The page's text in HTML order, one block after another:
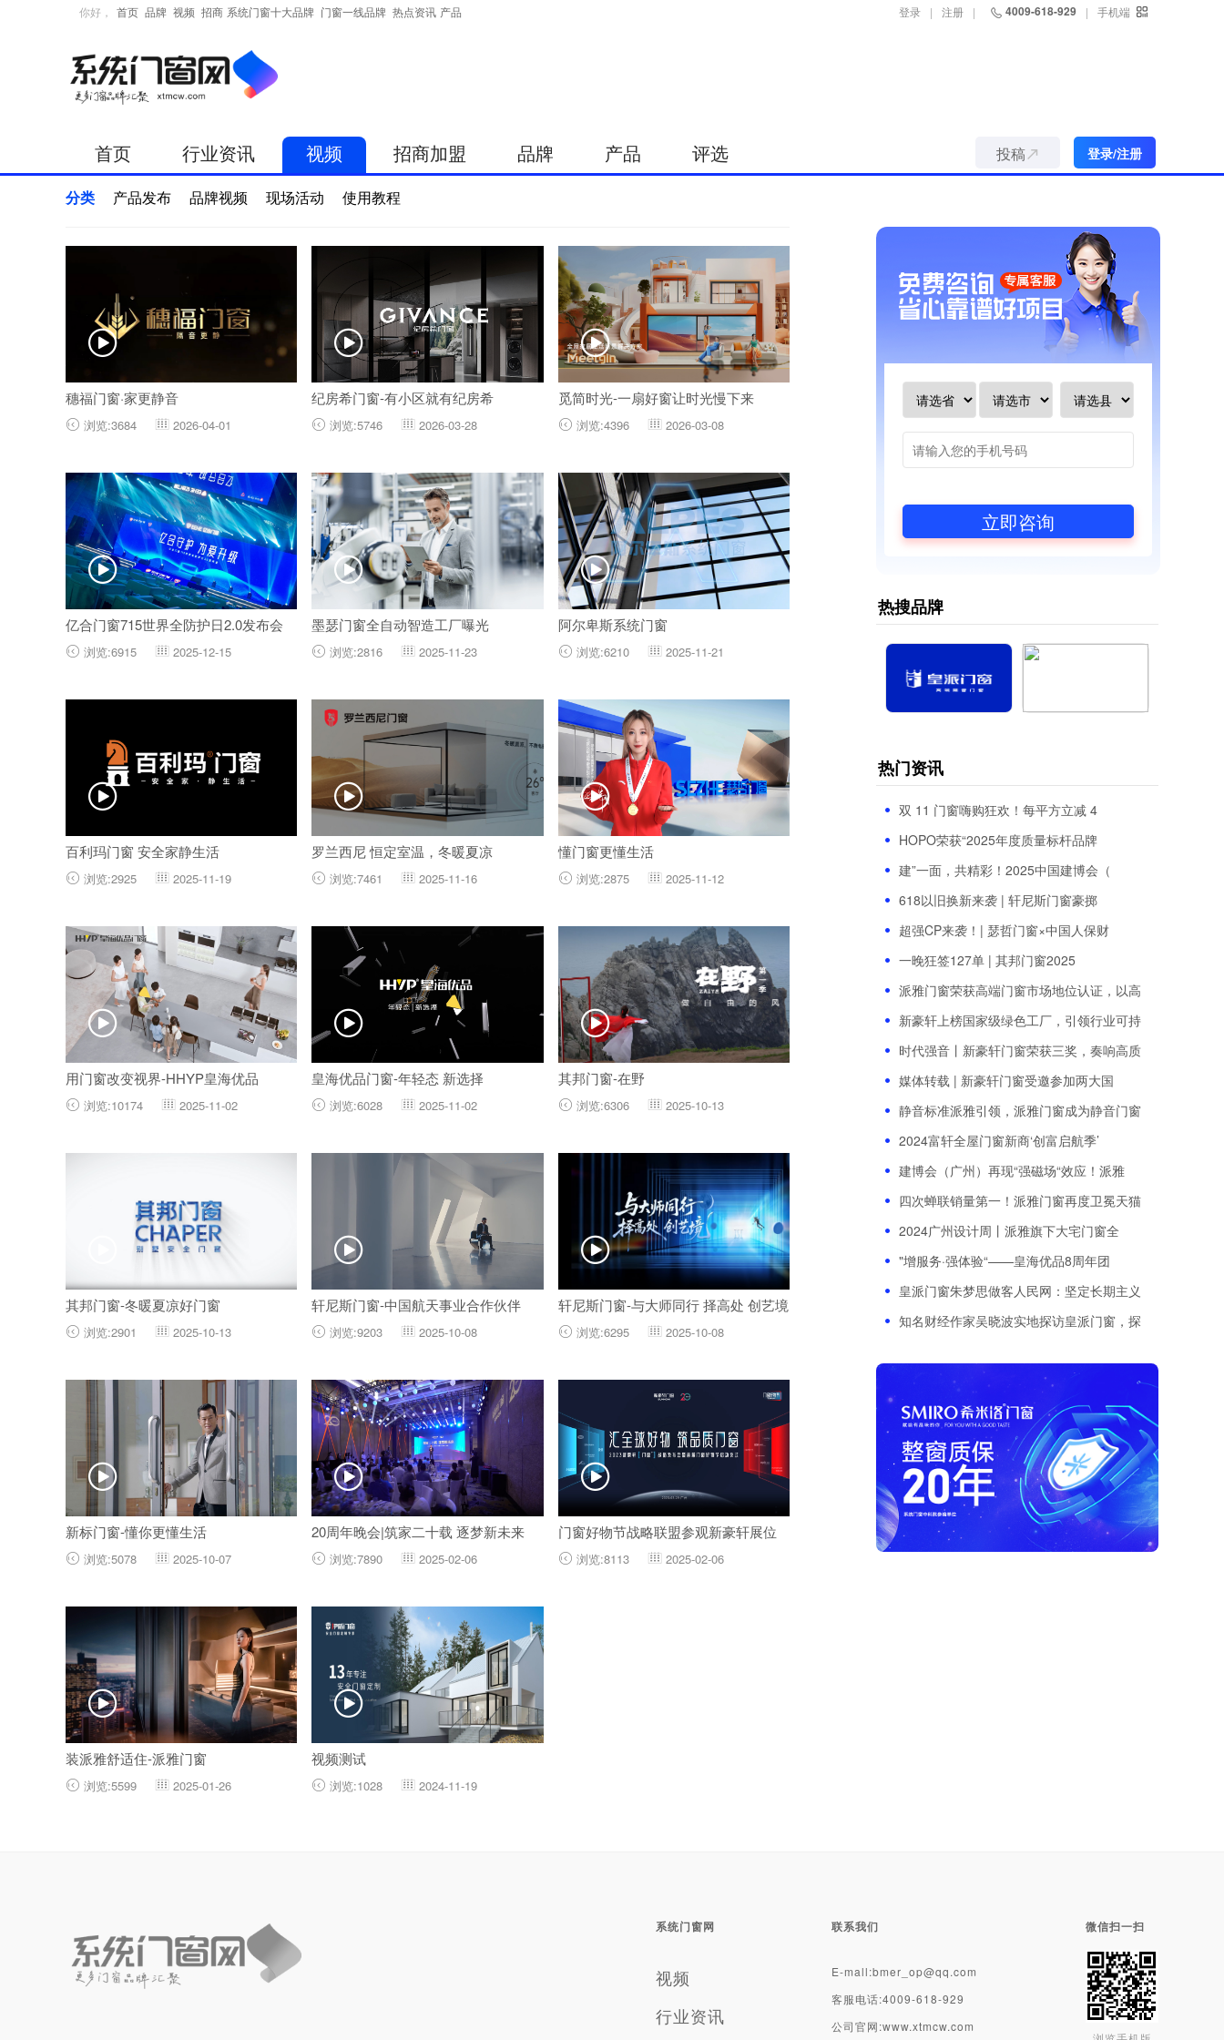
你好， 首页 品牌 视频 招商 系统门窗十大品牌 门窗一线品牌 热点资讯 产品 登录 | 注册 | 4009-618-929 | 手机端
首页 行业资讯 视频 招商加盟 品牌 产品 评选 登录/注册
投稿
分类 产品发布 品牌视频 现场活动 使用教程
穗福门窗·家更静音
 浏览:3684  2026-04-01

纪房希门窗-有小区就有纪房希
 浏览:5746  2026-03-28

觅简时光-一扇好窗让时光慢下来
 浏览:4396 2026-03-08

亿合门窗715世界全防护日2.0发布会
 浏览:6915  2025-12-15

墨瑟门窗全自动智造工厂曝光
 浏览:2816  2025-11-23

阿尔卑斯系统门窗
 浏览:6210 2025-11-21

百利玛门窗 安全家静生活
 浏览:2925  2025-11-19

罗兰西尼 恒定室温，冬暖夏凉
 浏览:7461  2025-11-16

懂门窗更懂生活
 浏览:2875 2025-11-12

用门窗改变视界-HHYP皇海优品
 浏览:10174  2025-11-02

皇海优品门窗-年轻态 新选择
 浏览:6028  2025-11-02

其邦门窗-在野
 浏览:6306 2025-10-13

其邦门窗-冬暖夏凉好门窗
 浏览:2901  2025-10-13
轩尼斯门窗-中国航天事业合作伙伴
 浏览:9203  2025-10-08

轩尼斯门窗-与大师同行 择高处 创艺境
 浏览:6295 2025-10-08

新标门窗-懂你更懂生活
 浏览:5078  2025-10-07

20周年晚会|筑家二十载 逐梦新未来
 浏览:7890  2025-02-06

门窗好物节战略联盟参观新豪轩展位
 浏览:8113 2025-02-06

装派雅舒适住-派雅门窗
 浏览:5599  2025-01-26

视频测试
 浏览:1028  2024-11-19

立即咨询
热搜品牌
热门资讯
双 11 门窗嗨购狂欢！每平方立减 4
HOPO荣获“2025年度质量标杆品牌
建”一面，共精彩！2025中国建博会（
618以旧换新来袭 | 轩尼斯门窗豪掷
超强CP来袭！| 瑟哲门窗×中国人保财
一晚狂签127单 | 其邦门窗2025
派雅门窗荣获高端门窗市场地位认证，以高
新豪轩上榜国家级绿色工厂，引领行业可持
时代强音丨新豪轩门窗荣获三奖，奏响高质
媒体转载 | 新豪轩门窗受邀参加两大国
静音标准派雅引领，派雅门窗成为静音门窗
2024富轩全屋门窗新商‘创富启航季’
建博会（广州）再现“强磁场“效应！派雅
四次蝉联销量第一！派雅门窗再度卫冕天猫
2024广州设计周丨派雅旗下大宅门窗全
"增服务·强体验“——皇海优品8周年团
皇派门窗朱梦思做客人民网：坚定长期主义
知名财经作家吴晓波实地探访皇派门窗，探
系统门窗网
视频
行业资讯
联系我们
E-mall:bmer_op@qq.com
客服电话:4009-618-929
公司官网:www.xtmcw.com
微信扫一扫